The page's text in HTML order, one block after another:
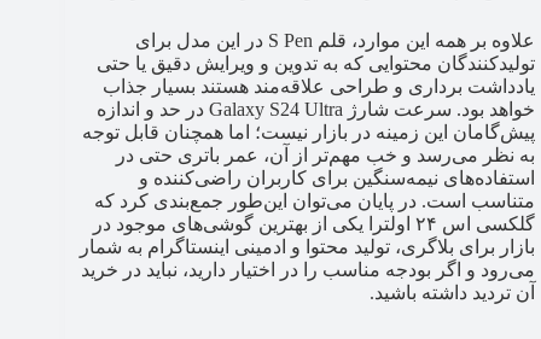
علاوه بر همه این موارد، قلم S Pen در این مدل برای
تولیدکنندگان محتوایی که به تدوین و ویرایش دقیق یا حتی
یادداشت برداری و طراحی علاقه‌مند هستند بسیار جذاب
خواهد بود. سرعت شارژ Galaxy S24 Ultra در حد و اندازه
پیش‌گامان این زمینه در بازار نیست؛ اما همچنان قابل توجه
به نظر می‌رسد و خب مهم‌تر از آن، عمر باتری حتی در
استفاده‌های نیمه‌سنگین برای کاربران راضی‌کننده و
متناسب است. در پایان می‌توان این‌طور جمع‌بندی کرد که
گلکسی اس ۲۴ اولترا یکی از بهترین گوشی‌های موجود در
بازار برای بلاگری، تولید محتوا و ادمینی اینستاگرام به شمار
می‌رود و اگر بودجه مناسب را در اختیار دارید، نباید در خرید
آن تردید داشته باشید.